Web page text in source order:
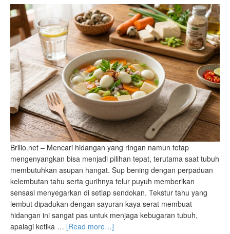
Brilio.net – Mencari hidangan yang ringan namun tetap
mengenyangkan bisa menjadi pilihan tepat, terutama saat tubuh
membutuhkan asupan hangat. Sup bening dengan perpaduan
kelembutan tahu serta gurihnya telur puyuh memberikan
sensasi menyegarkan di setiap sendokan. Tekstur tahu yang
lembut dipadukan dengan sayuran kaya serat membuat
hidangan ini sangat pas untuk menjaga kebugaran tubuh,
apalagi ketika … [Read more…]